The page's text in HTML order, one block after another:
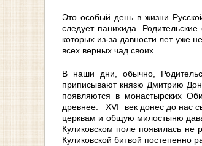
Это особый день в жизни
следует панихида.
которых из-за давности лет уже
всех верных чад своих.
В наши дни, обычно,
приписывают князю Дмитрию
появляются в монастырских
древнее. XVI век донес до нас
церквам и общую милостыню
Куликовском поле появилась
Куликовской битвой постепенно